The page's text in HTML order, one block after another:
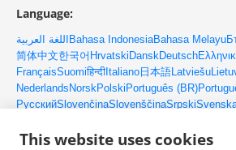
Language:
اللغة العربية Bahasa IndonesiaBahasa Melayu
简体中文한국어 Hrvatski DanskDeutsch
FrançaisSuomiहिन्दी Italiano 日本語Latviešu
Nederlands NorskPolski Português (BR)
РусскийSlovenčinaSlovenščinaSrpski
This website uses cookies